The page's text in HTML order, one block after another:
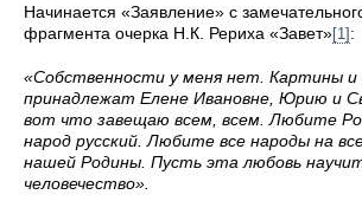
Начинается «Заявление» с
фрагмента очерка Н.К. Рериха «Завет»[1] :
«Собственности у меня нет. Картины и
принадлежат Елене Ивановне, Юрию и
вот что завещаю всем, всем. Любите
народ русский. Любите все народы на
нашей Родины. Пусть эта любовь
человечество»